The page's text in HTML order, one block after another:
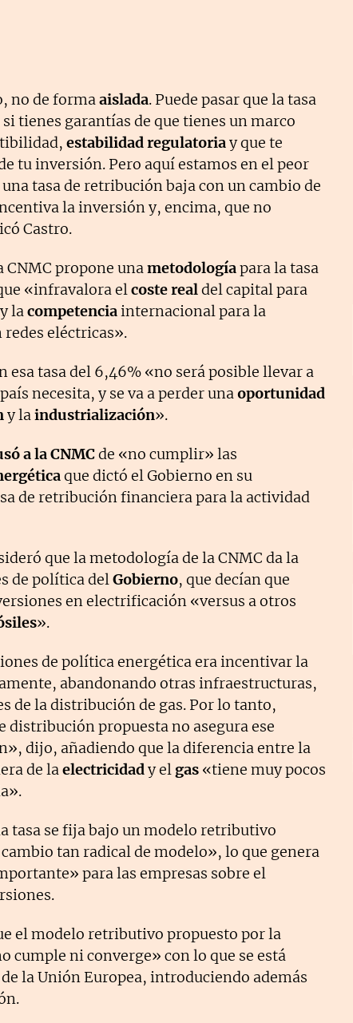
no de formaaislada. Puede pasar que la tasa
tienes garantías de que tienes un marco
estabilidadregulatoriay que te
tu inversión. Pero aquí estamos en el peor
tasa de retribución baja con un cambio de
la inversión y, encima, que no
Castro.
CNMC propone unametodologíapara la tasa
«infravalora elcoste realdel capital para
lacompetenciainternacional para la
eléctricas».
esa tasa del 6,46% «no será posible llevar a
necesita, y se va a perder unaoportunidad
y laindustrialización».
a la CNMCde «no cumplir» las
que dictó el Gobierno en su
de retribución financiera para la actividad
que la metodología de la CNMC da la
de política delGobierno, que decían que
en electrificación «versus a otros
».
de política energética era incentivar la
abandonando otras infraestructuras,
de la distribución de gas. Por lo tanto,
distribución propuesta no asegura ese
dijo, añadiendo que la diferencia entre la
de laelectricidady el gas «tiene muy pocos
tasa se fija bajo un modelo retributivo
tan radical de modelo», lo que genera
para las empresas sobre el
el modelo retributivo propuesto por la
cumple ni converge» con lo que se está
la Unión Europea, introduciendo además